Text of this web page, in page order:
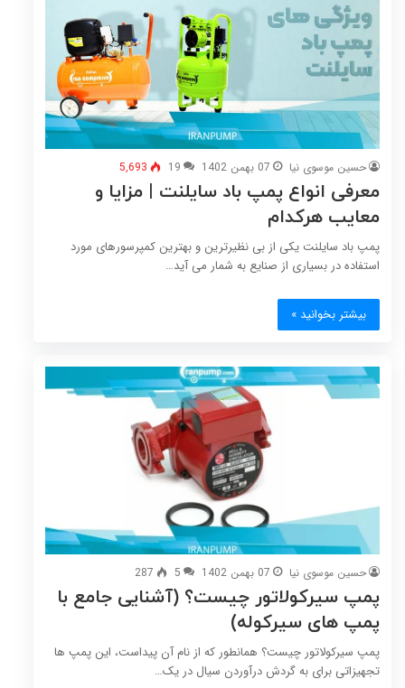
حسین موسوی نیا 07 بهمن 1402 19
5,693
معرفی انواع پمپ باد سایلنت | مزایا و
معایب هرکدام
پمپ باد سایلنت یکی از بی نظیرترین و بهترین کمپرسورهای مورد
استفاده در بسیاری از صنایع به شمار می آید…
بیشتر بخوانید »
حسین موسوی نیا 07 بهمن 1402 5
287
پمپ سیرکولاتور چیست؟ (آشنایی جامع با
پمپ های سیرکوله)
پمپ سیرکولاتور چیست؟ همانطور که از نام آن پیداست، این پمپ ها
تجهیزاتی برای به گردش درآوردن سیال در یک…